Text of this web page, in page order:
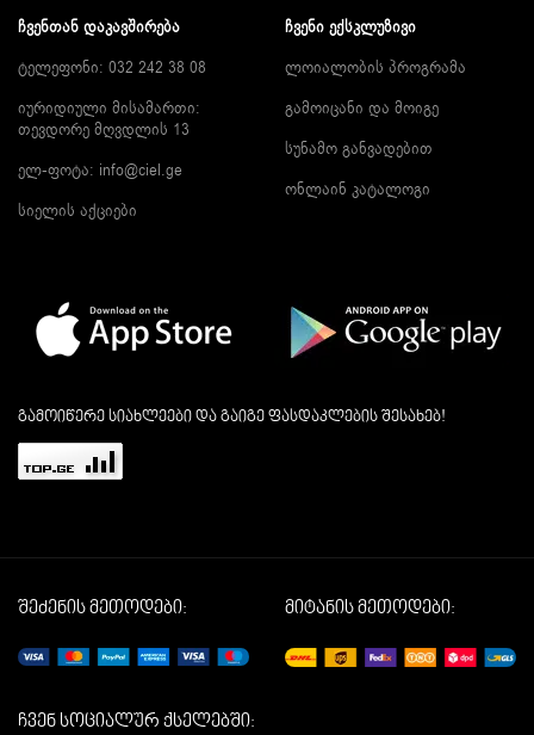
ᲩᲕᲔᲜᲗᲐᲜ ᲓᲐᲙᲐᲕᲨᲘᲠᲔᲑᲐ
ტელეფონი: 032 242 38 08
იურიდიული მისამართი:
თევდორე მღვდლის 13
ელ-ფოტა: info@ciel.ge
სიელის აქციები
ᲩᲕᲔᲜᲘ ᲔᲥᲡᲙᲚᲣᲖᲘᲕᲘ
ლოიალობის პროგრამა
გამოიცანი და მოიგე
სუნამო განვადებით
ონლაინ კატალოგი
გამოიწერე სიახლეები და გაიგე ფასდაკლების შესახებ!
შეძენის მეთოდები: მიტანის მეთოდები:
ჩვენ სოციალურ ქსელებში: